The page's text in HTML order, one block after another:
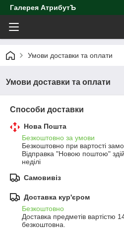
Галерея АтрибутЪ
Умови доставки та оплати
Умови доставки та оплати
Способи доставки
Нова Пошта
Безкоштовно за умови
Безкоштовно при вартості
Відправка "Новою поштою"
неділі
Самовивіз
Доставка кур'єром
Безкоштовно
Доставка предметів вартістю
безкоштовна.